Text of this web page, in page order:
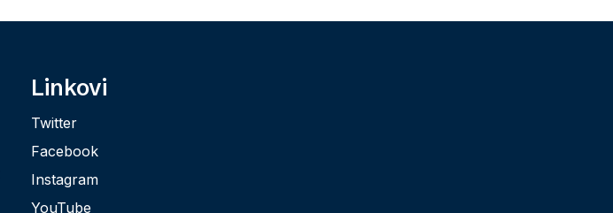
Linkovi
Twitter
Facebook
Instagram
YouTube